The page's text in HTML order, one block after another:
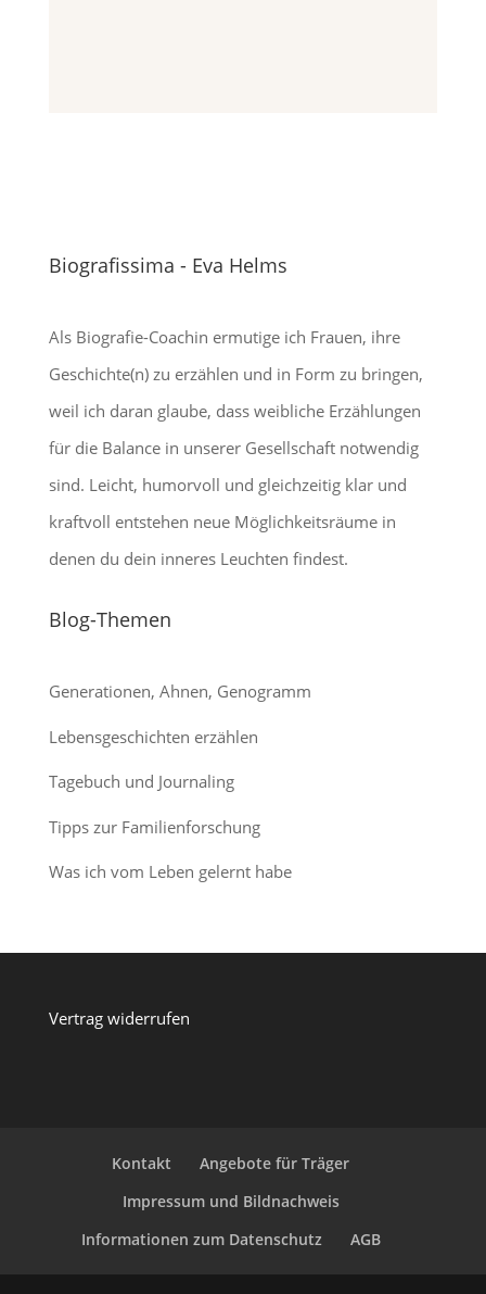
Biografissima - Eva Helms
Als Biografie-Coachin ermutige ich Frauen, ihre
Geschichte(n) zu erzählen und in Form zu bringen,
weil ich daran glaube, dass weibliche Erzählungen
für die Balance in unserer Gesellschaft notwendig
sind. Leicht, humorvoll und gleichzeitig klar und
kraftvoll entstehen neue Möglichkeitsräume in
denen du dein inneres Leuchten findest.
Blog-Themen
Generationen, Ahnen, Genogramm
Lebensgeschichten erzählen
Tagebuch und Journaling
Tipps zur Familienforschung
Was ich vom Leben gelernt habe
Vertrag widerrufen
Kontakt
Angebote für Träger
Impressum und Bildnachweis
Informationen zum Datenschutz
AGB